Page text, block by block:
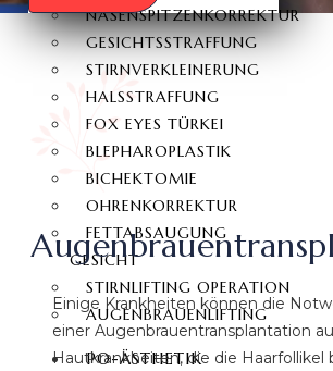
NASENSPITZENKORREKTUR
GESICHTSSTRAFFUNG
STIRNVERKLEINERUNG
HALSSTRAFFUNG
FOX EYES TÜRKEI
BLEPHAROPLASTIK
BICHEKTOMIE
OHRENKORREKTUR
FETTABSAUGUNG
GESICHT
STIRNLIFTING OPERATION
AUGENBRAUENLIFTING
PO-ÄSTHETIK
Einige Krankheiten können die
einer Augenbrauentransplantation
Hautkrankheiten, die die Haarfollikel